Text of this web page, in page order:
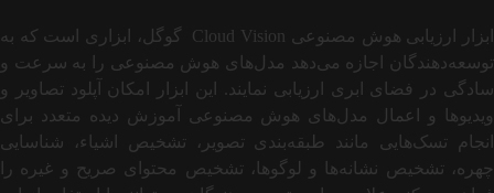
ابزار ارزیابی هوش مصنوعی Cloud Vision گوگل، ابزاری است که به
توسعه‌دهندگان اجازه می‌دهد مدل‌های هوش مصنوعی را به سرعت و
سادگی در فضای ابری ارزیابی نمایند. این ابزار امکان آپلود تصاویر و
ویدیوها و اعمال مدل‌های هوش مصنوعی آموزش دیده متعدد برای
انجام تسک‌هایی مانند طبقه‌بندی تصویر، تشخیص اشیاء، شناسایی
چهره، تشخیص نشانه‌ها و لوگوها، تشخیص محتوای صریح و غیره را